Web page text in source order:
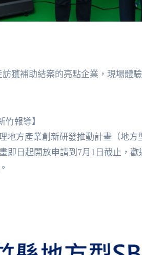
獲補助結案的亮點企業，現場體
竹報導】
地方產業創新研發推動計畫（地
即日起開放申請到7月1日截止，